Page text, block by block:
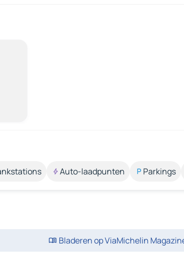
Auto-laadpunten Parkings
Bladeren op ViaMichelin